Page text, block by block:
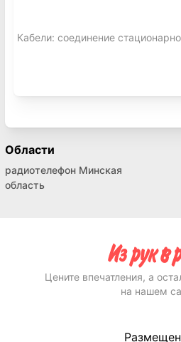
Кабели: соединение
Области
радиотелефон Минская
область
Цените впечатления, а
на нашем